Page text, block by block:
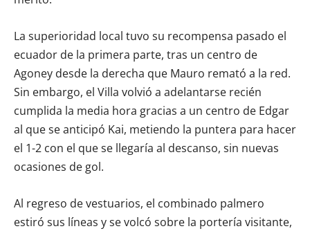
La superioridad local tuvo su recompensa pasado el
ecuador de la primera parte, tras un centro de
Agoney desde la derecha que Mauro remató a la red.
Sin embargo, el Villa volvió a adelantarse recién
cumplida la media hora gracias a un centro de Edgar
al que se anticipó Kai, metiendo la puntera para hacer
el 1-2 con el que se llegaría al descanso, sin nuevas
ocasiones de gol.
Al regreso de vestuarios, el combinado palmero
estiró sus líneas y se volcó sobre la portería visitante,